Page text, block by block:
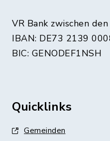
VR Bank zwischen
IBAN: DE73 2139
BIC: GENODEF1NSH
Quicklinks
Gemeinden